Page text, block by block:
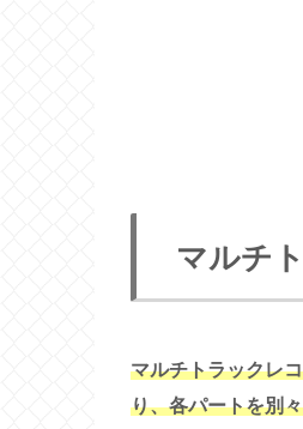
マルチ
マルチトラックレ
り、各パートを別